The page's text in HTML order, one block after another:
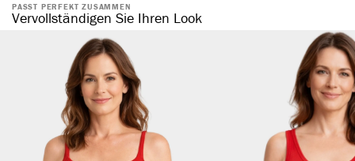
natürliche Baumwolle
komfortabler, elastischer Bund
ohne störende Seitennaht
formstabil & elastisch
hautsympathisch & temperaturregulierend
atmungsaktiv
PASST PERFEKT ZUSAMMEN
Vervollständigen Sie Ihren Look